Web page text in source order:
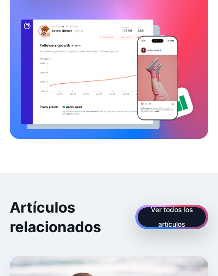
Artículos
relacionados
Ver todos los
artículos